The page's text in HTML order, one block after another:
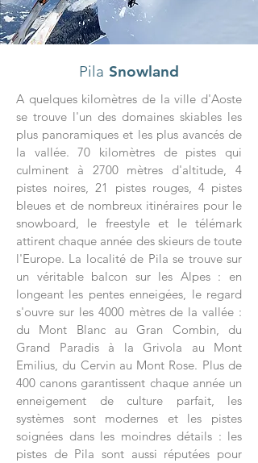
Pila Snowland
A quelques kilomètres de la ville d'Aoste
se trouve l'un des domaines skiables les
plus panoramiques et les plus avancés de
la vallée. 70 kilomètres de pistes qui
culminent à 2700 mètres d'altitude, 4
pistes noires, 21 pistes rouges, 4 pistes
bleues et de nombreux itinéraires pour le
snowboard, le freestyle et le télémark
attirent chaque année des skieurs de toute
l'Europe. La localité de Pila se trouve sur
un véritable balcon sur les Alpes : en
longeant les pentes enneigées, le regard
s'ouvre sur les 4000 mètres de la vallée :
du Mont Blanc au Gran Combin, du
Grand Paradis à la Grivola au Mont
Emilius, du Cervin au Mont Rose. Plus de
400 canons garantissent chaque année un
enneigement de culture parfait, les
systèmes sont modernes et les pistes
soignées dans les moindres détails : les
pistes de Pila sont aussi réputées pour